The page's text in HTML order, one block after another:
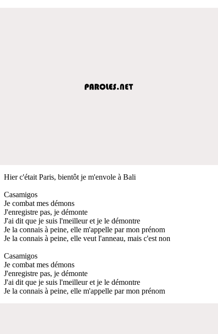
Hier c'était Paris, bientôt je m'envole à Bali
Casamigos
Je combat mes démons
J'enregistre pas, je démonte
J'ai dit que je suis l'meilleur et je le démontre
Je la connais à peine, elle m'appelle par mon prénom
Je la connais à peine, elle veut l'anneau, mais c'est non
Casamigos
Je combat mes démons
J'enregistre pas, je démonte
J'ai dit que je suis l'meilleur et je le démontre
Je la connais à peine, elle m'appelle par mon prénom